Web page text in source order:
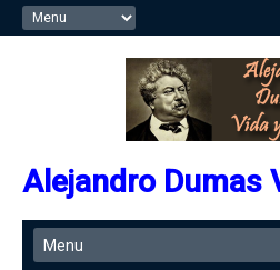
Alejandro Dumas